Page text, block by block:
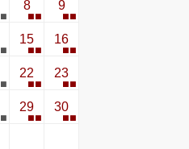
8 9
15 16
22 23
29 30